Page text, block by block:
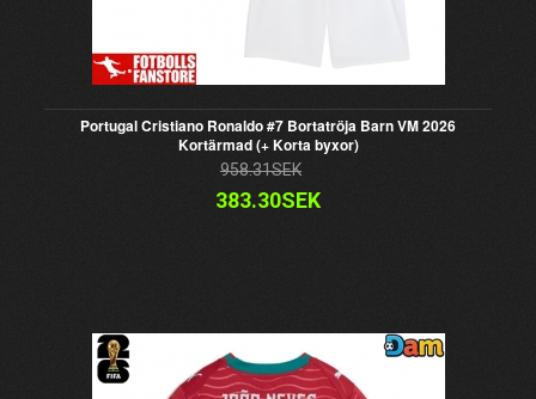
Portugal Cristiano Ronaldo #7 Bortatröja Barn VM 2026
Kortärmad (+ Korta byxor)
958.31SEK
383.30SEK